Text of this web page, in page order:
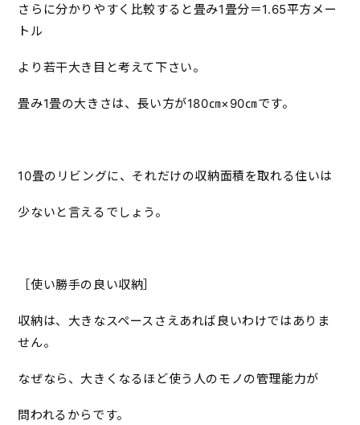
さらに分かりやすく比較すると畳み1畳分＝1.65平方メー
トル
より若干大き目と考えて下さい。
畳み1畳の大きさは、長い方が180㎝×90㎝です。
10畳のリビングに、それだけの収納面積を取れる住いは
少ないと言えるでしょう。
［使い勝手の良い収納］
収納は、大きなスペースさえあれば良いわけではありま
せん。
なぜなら、大きくなるほど使う人のモノの管理能力が
問われるからです。